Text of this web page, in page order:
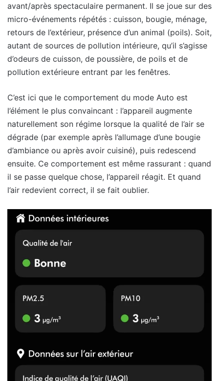
avant/après spectaculaire permanent. Il se joue sur des
micro-événements répétés : cuisson, bougie, ménage,
retours de l’extérieur, présence d’un animal (poils). Soit,
autant de sources de pollution intérieure, qu’il s’agisse
d’odeurs de cuisson, de poussière, de poils et de
pollution extérieure entrant par les fenêtres.
C’est ici que le comportement du mode Auto est
l’élément le plus convaincant : l’appareil augmente
naturellement son régime lorsque la qualité de l’air se
dégrade (par exemple après l’allumage d’une bougie
d’ambiance ou après avoir cuisiné), puis redescend
ensuite. Ce comportement est même rassurant : quand
il se passe quelque chose, l’appareil réagit. Et quand
l’air redevient correct, il se fait oublier.